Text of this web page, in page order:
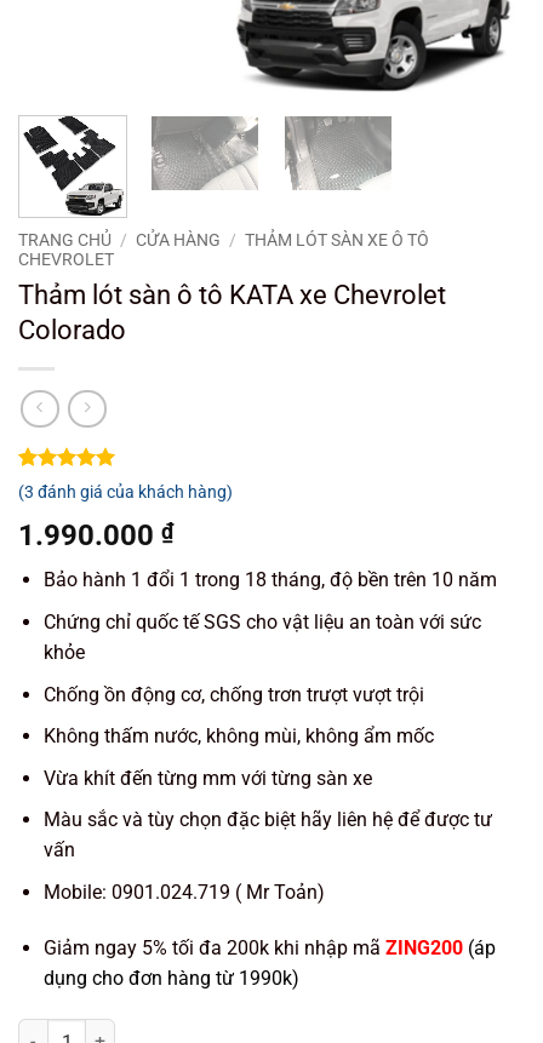
TRANG CHỦ / CỬA HÀNG / THẢM LÓT SÀN XE Ô TÔ
CHEVROLET
Thảm lót sàn ô tô KATA xe Chevrolet
Colorado
5trên 5
dựa trên
3
đánh giá
(3 đánh giá của khách hàng)
1.990.000 ₫
Bảo hành 1 đổi 1 trong 18 tháng, độ bền trên 10 năm
Chứng chỉ quốc tế SGS cho vật liệu an toàn với sức
khỏe
Chống ồn động cơ, chống trơn trượt vượt trội
Không thấm nước, không mùi, không ẩm mốc
Vừa khít đến từng mm với từng sàn xe
Màu sắc và tùy chọn đặc biệt hãy liên hệ để được tư
vấn
Mobile: 0901.024.719 ( Mr Toản)
Giảm ngay 5% tối đa 200k khi nhập mã ZING200 (áp
dụng cho đơn hàng từ 1990k)
Thảm lót sàn ô tô KATA xe Chevrolet Colorado số lượng